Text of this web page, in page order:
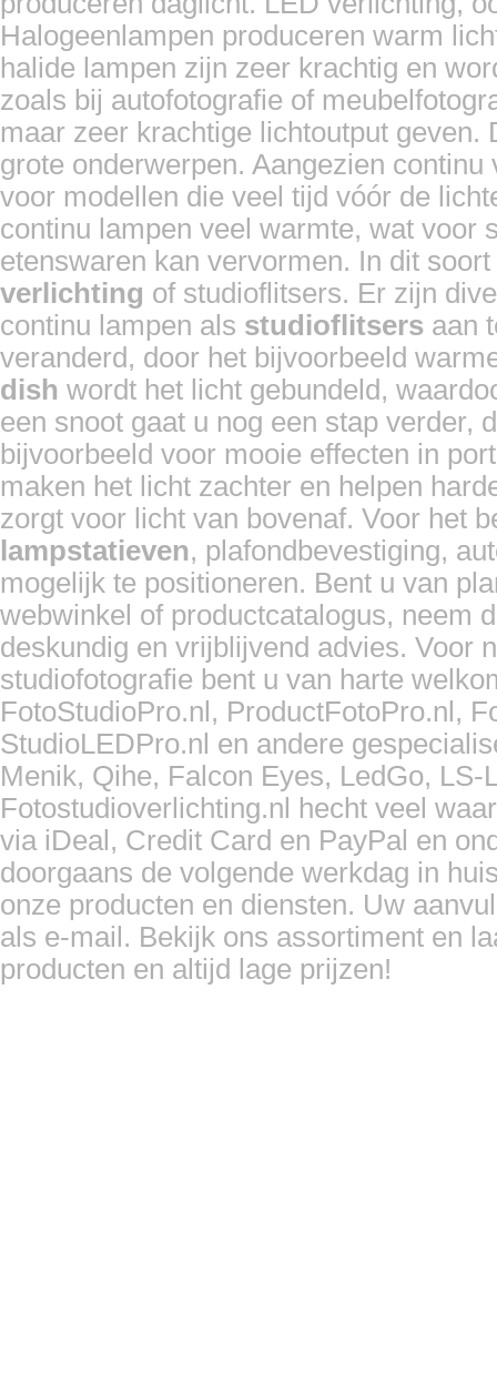
Halogeenlampen produceren warm
halide lampen zijn zeer krachtig en
zoals bij autofotografie of
maar zeer krachtige lichtoutput
grote onderwerpen. Aangezien
voor modellen die veel tijd vóór de
continu lampen veel warmte, wat voor
etenswaren kan vervormen. In dit
verlichting of studioflitsers. Er zijn
continu lampen als studioflitsers aan
veranderd, door het bijvoorbeeld
dish wordt het licht gebundeld,
een snoot gaat u nog een stap verder,
bijvoorbeeld voor mooie effecten in
maken het licht zachter en helpen
zorgt voor licht van bovenaf. Voor het
lampstatieven, plafondbevestiging,
mogelijk te positioneren. Bent u van
webwinkel of productcatalogus, neem
deskundig en vrijblijvend advies. Voor
studiofotografie bent u van harte
FotoStudioPro.nl, ProductFotoPro.nl,
StudioLEDPro.nl en andere
Menik, Qihe, Falcon Eyes, LedGo,
Fotostudioverlichting.nl hecht veel
via iDeal, Credit Card en PayPal en
doorgaans de volgende werkdag in
onze producten en diensten. Uw
als e-mail. Bekijk ons assortiment en
producten en altijd lage prijzen!